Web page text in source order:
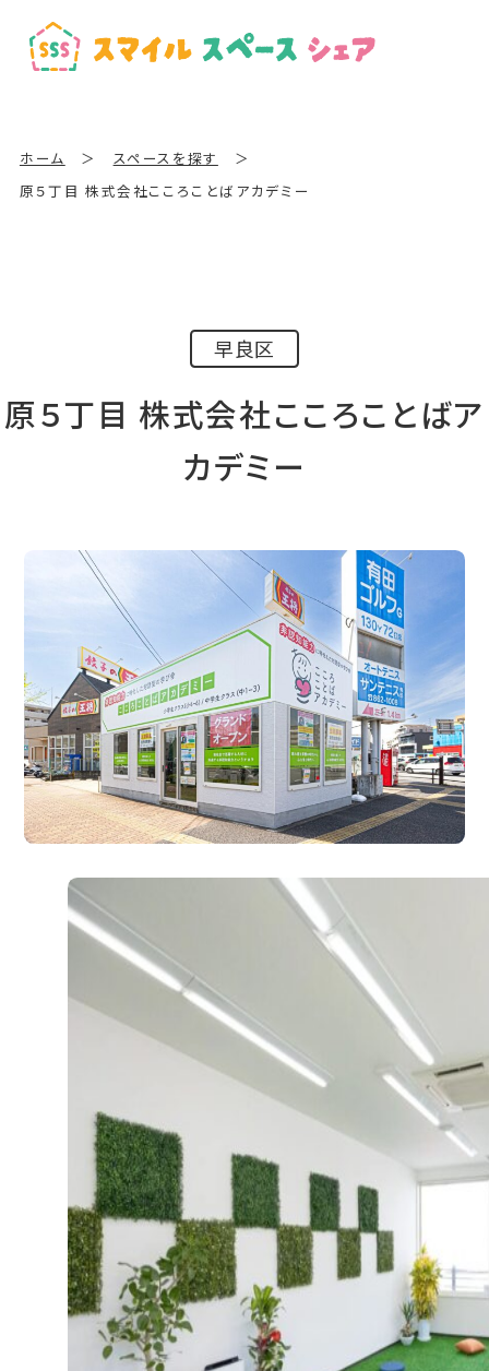
ホーム ＞ スペースを探す
＞
原５丁目 株式会社こころことばアカデミー
早良区
原５丁目 株式会社こころことばア
カデミー